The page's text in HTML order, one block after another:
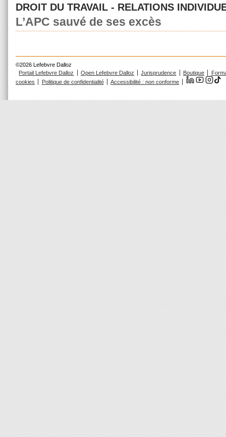
DROIT DU TRAVAIL - RELATIONS
L’APC sauvé de ses excès
©2026 Lefebvre Dalloz
Portail Lefebvre Dalloz
Open Lefebvre Dalloz Jurisprudence Boutique
cookies
Politique de confidentialité Accessibilité : non conforme